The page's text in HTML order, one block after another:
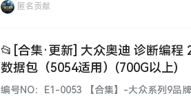
资源种类繁多, 自行研究！更新不断, 勤则利,
匿名贡献
📂[合集·更新] 大众奥迪 诊断编程
数据包（5054适用）(700G以上)
编号NO：E1-0053 【合集】-大众系列9品